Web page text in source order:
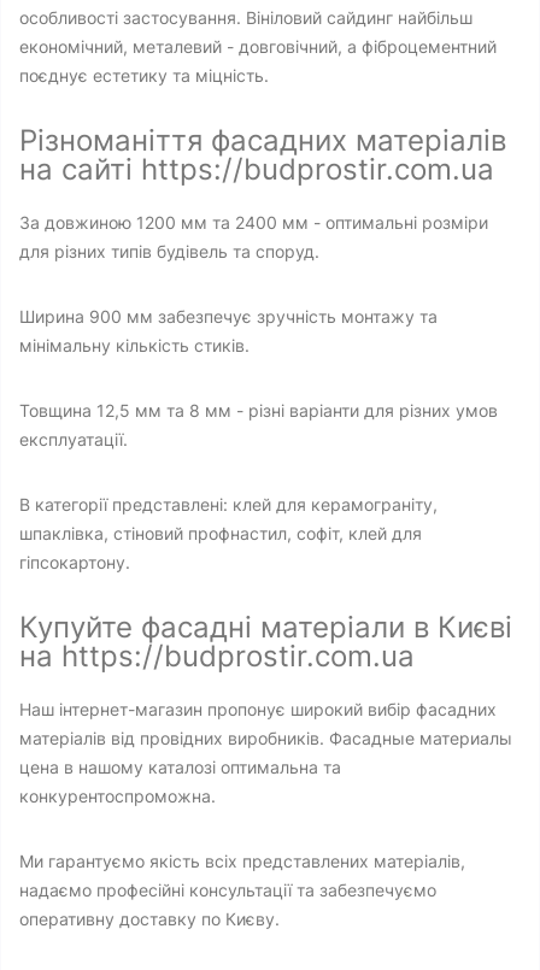
особливості застосування. Вініловий сайдинг найбільш
економічний, металевий - довговічний, а фіброцементний
поєднує естетику та міцність.
Різноманіття фасадних матеріалів
на сайті https://budprostir.com.ua
За довжиною 1200 мм та 2400 мм - оптимальні розміри
для різних типів будівель та споруд.
Ширина 900 мм забезпечує зручність монтажу та
мінімальну кількість стиків.
Товщина 12,5 мм та 8 мм - різні варіанти для різних умов
експлуатації.
В категорії представлені: клей для керамограніту,
шпаклівка, стіновий профнастил, софіт, клей для
гіпсокартону.
Купуйте фасадні матеріали в Києві
на https://budprostir.com.ua
Наш інтернет-магазин пропонує широкий вибір фасадних
матеріалів від провідних виробників. Фасадные материалы
цена в нашому каталозі оптимальна та
конкурентоспроможна.
Ми гарантуємо якість всіх представлених матеріалів,
надаємо професійні консультації та забезпечуємо
оперативну доставку по Києву.